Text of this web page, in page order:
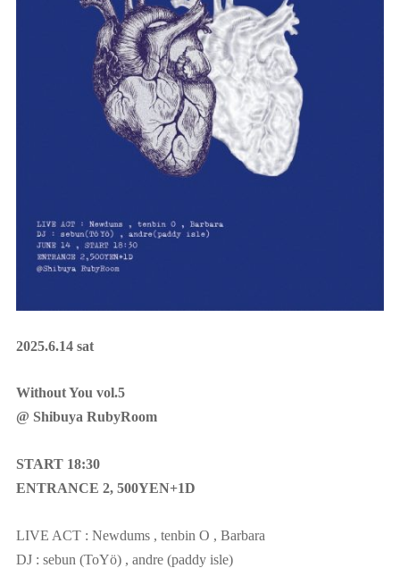
2025.6.14 sat
Without You vol.5
@ Shibuya RubyRoom
START 18:30
ENTRANCE 2, 500YEN+1D
LIVE ACT : Newdums , tenbin O , Barbara
DJ : sebun (ToYö) , andre (paddy isle)